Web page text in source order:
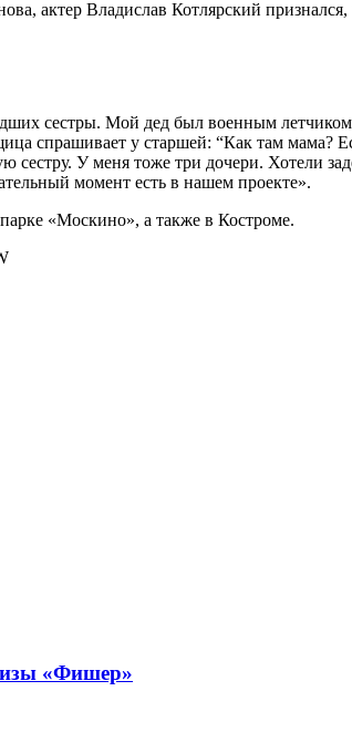
актер Владислав Котлярский
сестры. Мой дед был военным
спрашивает у старшей: “Как там мама?
У меня тоже три дочери. Хотели
момент есть в нашем проекте».
«Москино», а также в Костроме.
«Фишер»